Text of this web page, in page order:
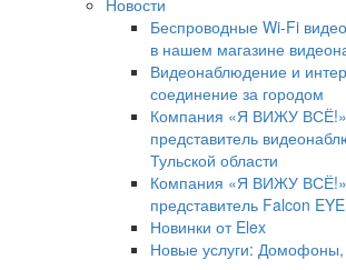
Беспроводные Wi-Fi
в нашем магазине
Видеонаблюдение и
соединение за городом
Компания «Я ВИЖУ
представитель
Тульской области
Компания «Я ВИЖУ
представитель Falcon
Новинки от Elex
Новые услуги: